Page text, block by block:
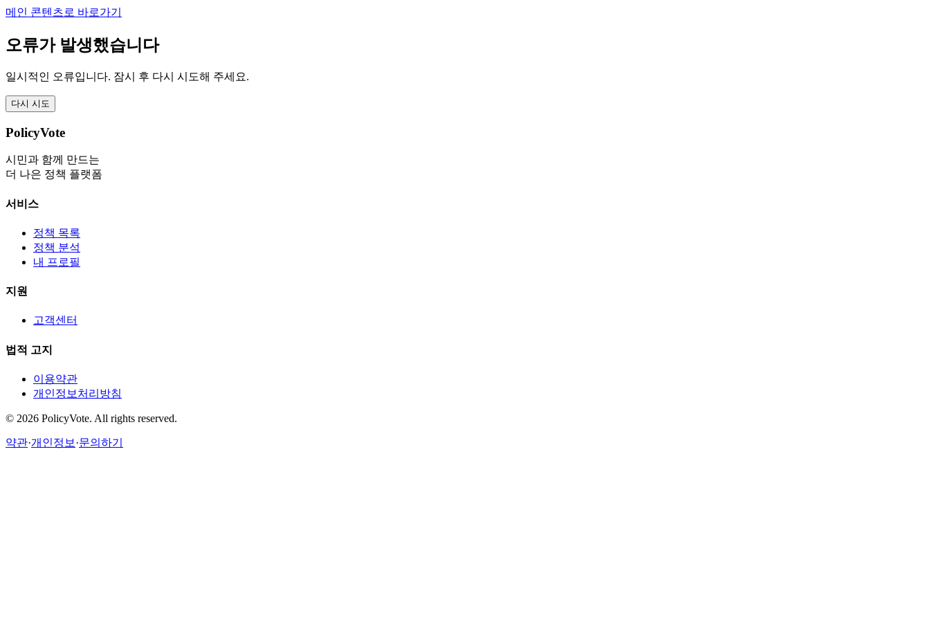
메인 콘텐츠로 바로가기
오류가 발생했습니다
일시적인 오류입니다. 잠시 후 다시 시도해 주세요.
다시 시도
PolicyVote
시민과 함께 만드는
더 나은 정책 플랫폼
서비스
정책 목록
정책 분석
내 프로필
지원
고객센터
법적 고지
이용약관
개인정보처리방침
© 2026 PolicyVote. All rights reserved.
약관·개인정보 ·문의하기